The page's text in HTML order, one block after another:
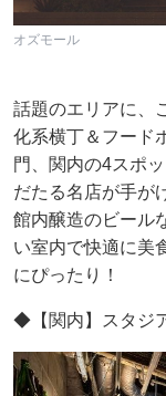
オズモール
話題のエリアに、
化系横丁＆フード
門、関内の4スポ
だたる名店が手が
館内醸造のビール
い室内で快適に美
にぴったり！
◆【関内】スタジ